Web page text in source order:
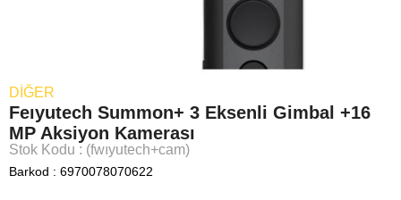
DIĞER
Feıyutech Summon+ 3 Eksenli Gimbal +16
MP Aksiyon Kamerası
Stok Kodu (fwıyutech+cam)
Barkod : 6970078070622